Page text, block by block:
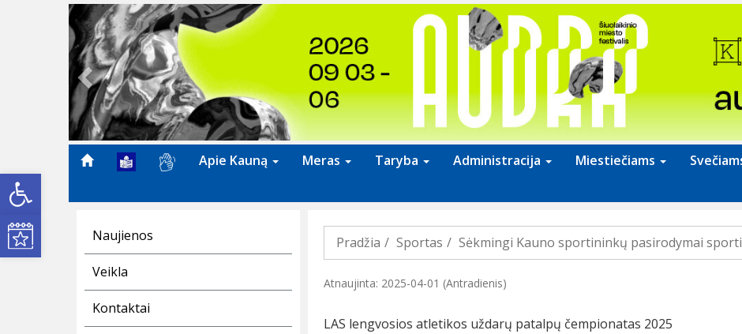
Open toolbar
Kultūros renginiai
Previous
Apie Kauną Meras Taryba Administracija Miestiečiams
Naujienos
Veikla
Kontaktai
Pradžia Sportas Sėkmingi Kauno sportininkų pasirodymai
Atnaujinta: 2025-04-01 (Antradienis)
LAS lengvosios atletikos uždarų patalpų čempionatas 2025